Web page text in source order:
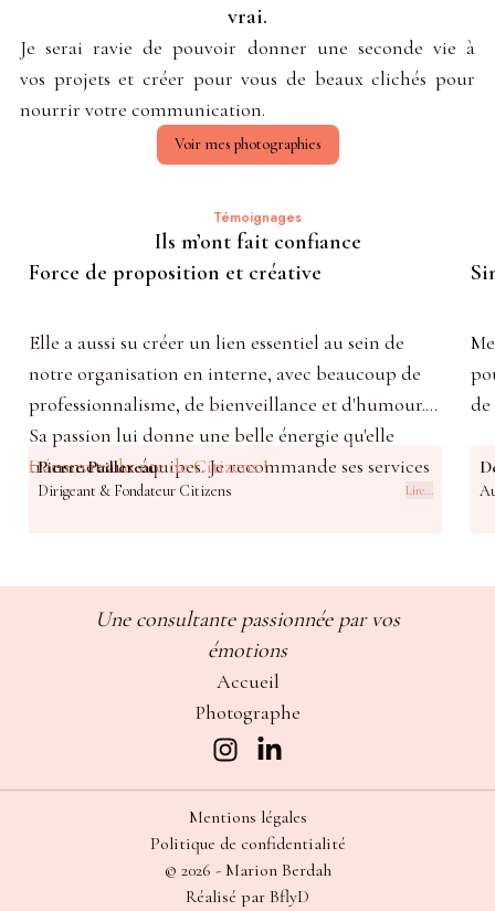
vrai.
Je serai ravie de pouvoir donner une seconde vie à
vos projets et créer pour vous de beaux clichés pour
nourrir votre communication.
Voir mes photographies
Témoignages
Ils m’ont fait confiance
Force de proposition et créative
Elle a aussi su créer un lien essentiel au sein de
notre organisation en interne, avec beaucoup de
professionnalisme, de bienveillance et d'humour.
Sa passion lui donne une belle énergie qu'elle
transmet aux équipes. Je recommande ses services
les yeux fermés et j'espère que nous pourrons
Découvrez le site de Citizens !
Lire...
Pierre Paillereau
Dirigeant & Fondateur Citizens
de
Une consultante passionnée par vos
émotions
Accueil
Photographe
© 2026 - Marion Berdah
Réalisé par BflyD
Mentions légales
Politique de confidentialité